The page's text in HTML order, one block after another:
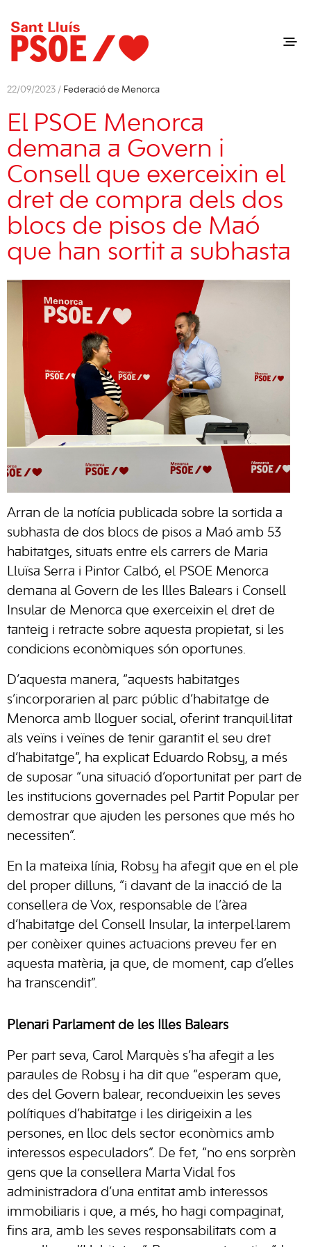
22/09/2023 / Federació de Menorca
El PSOE Menorca
demana a Govern i
Consell que exerceixin el
dret de compra dels dos
blocs de pisos de Maó
que han sortit a subhasta
Arran de la notícia publicada sobre la sortida a
subhasta de dos blocs de pisos a Maó amb 53
habitatges, situats entre els carrers de Maria
Lluïsa Serra i Pintor Calbó, el PSOE Menorca
demana al Govern de les Illes Balears i Consell
Insular de Menorca que exerceixin el dret de
tanteig i retracte sobre aquesta propietat, si les
condicions econòmiques són oportunes.
D’aquesta manera, “aquests habitatges
s’incorporarien al parc públic d’habitatge de
Menorca amb lloguer social, oferint tranquil·litat
als veïns i veïnes de tenir garantit el seu dret
d’habitatge”, ha explicat Eduardo Robsy, a més
de suposar “una situació d’oportunitat per part de
les institucions governades pel Partit Popular per
demostrar que ajuden les persones que més ho
necessiten”.
En la mateixa línia, Robsy ha afegit que en el ple
del proper dilluns, “i davant de la inacció de la
consellera de Vox, responsable de l’àrea
d’habitatge del Consell Insular, la interpel·larem
per conèixer quines actuacions preveu fer en
aquesta matèria, ja que, de moment, cap d’elles
ha transcendit”.
Plenari Parlament de les Illes Balears
Per part seva, Carol Marquès s’ha afegit a les
paraules de Robsy i ha dit que “esperam que,
des del Govern balear, recondueixin les seves
polítiques d’habitatge i les dirigeixin a les
persones, en lloc dels sector econòmics amb
interessos especuladors”. De fet, “no ens sorprèn
gens que la consellera Marta Vidal fos
administradora d’una entitat amb interessos
immobiliaris i que, a més, ho hagi compaginat,
fins ara, amb les seves responsabilitats com a